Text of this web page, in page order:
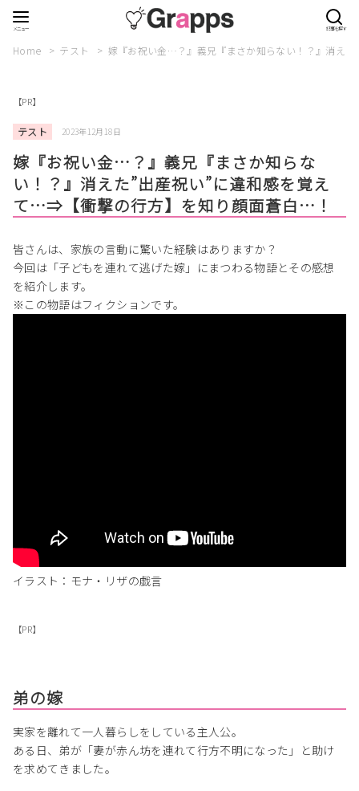
Home テスト 嫁『お祝い金…？』義兄『まさか知らない！？』消え
【PR】
テスト 2023年12月18日
嫁『お祝い金…？』義兄『まさか知らな
い！？』消えた”出産祝い”に違和感を覚え
て…⇒【衝撃の行方】を知り顔面蒼白…！
皆さんは、家族の言動に驚いた経験はありますか？
今回は「子どもを連れて逃げた嫁」にまつわる物語とその感想
を紹介します。
※この物語はフィクションです。
イラスト：モナ・リザの戯言
【PR】
弟の嫁
実家を離れて一人暮らしをしている主人公。
ある日、弟が「妻が赤ん坊を連れて行方不明になった」と助け
を求めてきました。